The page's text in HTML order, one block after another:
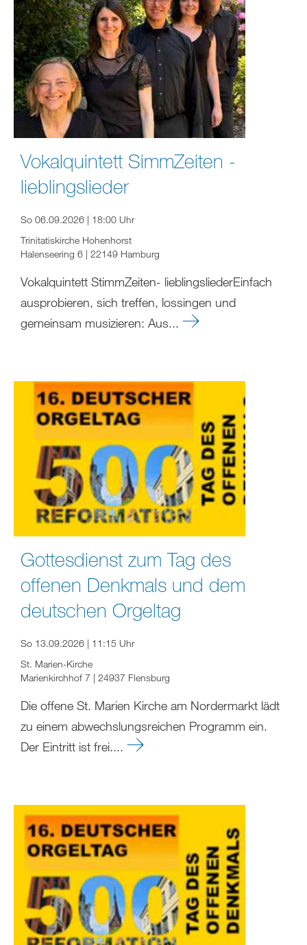
Vokalquintett SimmZeiten -
lieblingslieder
So 06.09.2026 | 18:00 Uhr
Trinitatiskirche Hohenhorst
Halenseering 6 | 22149 Hamburg
Vokalquintett StimmZeiten- lieblingsliederEinfach
ausprobieren, sich treffen, lossingen und
gemeinsam musizieren: Aus...
Gottesdienst zum Tag des
offenen Denkmals und dem
deutschen Orgeltag
So 13.09.2026 | 11:15 Uhr
St. Marien-Kirche
Marienkirchhof 7 | 24937 Flensburg
Die offene St. Marien Kirche am Nordermarkt lädt
zu einem abwechslungsreichen Programm ein.
Der Eintritt ist frei....